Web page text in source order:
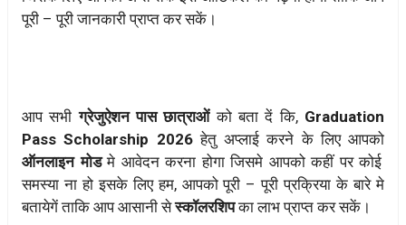
पूरी – पूरी जानकारी प्राप्त कर सकें।
आप सभीग्रेजुऐशन पास छात्राओंको बता दें कि, Graduation
Pass Scholarship 2026हेतु अप्लाई करने के लिए आपको
ऑनलाइन मोडमे आवेदन करना होगा जिसमे आपको कहीं पर कोई
समस्या ना हो इसके लिए हम, आपको पूरी – पूरी प्रक्रिया के बारे मे
बतायेगें ताकि आप आसानी सेस्कॉलरशिपका लाभ प्राप्त कर सकें।